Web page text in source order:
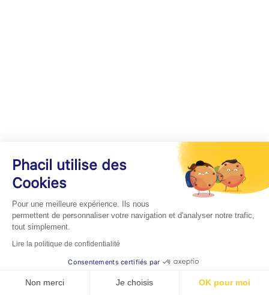
Phacil utilise des
Cookies
Pour une meilleure expérience. Ils nous
permettent de personnaliser votre navigation et d'analyser notre trafic,
tout simplement.
Lire la politique de confidentialité
Consentements certifiés par
Non merci Je choisis OK pour moi